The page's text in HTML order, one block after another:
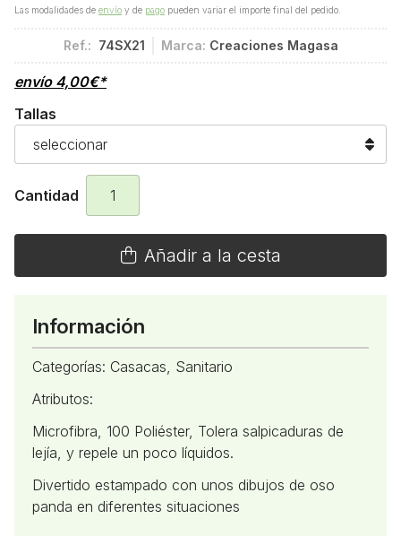
Las modalidades de envío y de pago pueden variar el importe final del pedido.
Ref.: 74SX21 Marca: Creaciones Magasa
envío 4,00€*
Tallas
Cantidad
Añadir a la cesta
Información
Categorías: Casacas, Sanitario
Atributos:
Microfibra, 100 Poliéster, Tolera salpicaduras de
lejía, y repele un poco líquidos.
Divertido estampado con unos dibujos de oso
panda en diferentes situaciones